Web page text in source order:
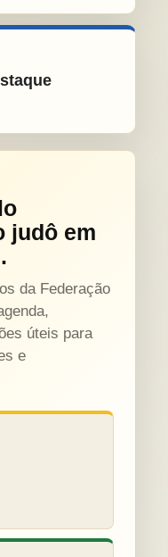
judô em
da Federação
úteis para
e